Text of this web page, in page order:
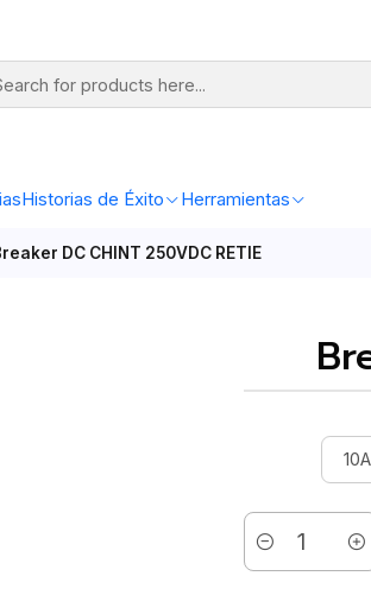
Historias de Éxito Herramientas
DC CHINT 250VDC RETIE
10A
Cantidad